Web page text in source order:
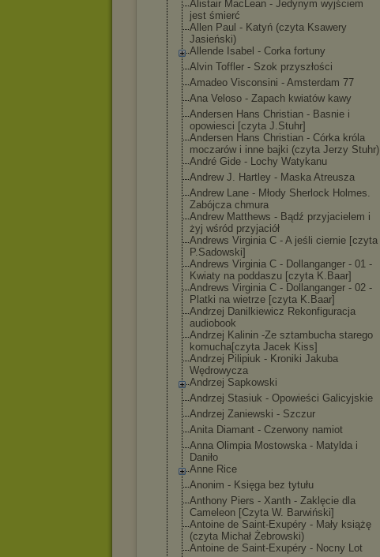
Alistair MacLean - Jedynym wyjściem
jest śmierć
Allen Paul - Katyń (czyta Ksawery
Jasieński)
Allende Isabel - Corka fortuny
Alvin Toffler - Szok przyszłości
Amadeo Visconsini - Amsterdam 77
Ana Veloso - Zapach kwiatów kawy
Andersen Hans Christian - Basnie i
opowiesci [czyta J.Stuhr]
Andersen Hans Christian - Córka króla
moczarów i inne bajki (czyta Jerzy Stuhr)
André Gide - Lochy Watykanu
Andrew J. Hartley - Maska Atreusza
Andrew Lane - Młody Sherlock Holmes.
Zabójcza chmura
Andrew Matthews - Bądź przyjacielem i
żyj wśród przyjaciół
Andrews Virginia C - A jeśli ciernie [czyta
P.Sadowski]
Andrews Virginia C - Dollanganger - 01 -
Kwiaty na poddaszu [czyta K.Baar]
Andrews Virginia C - Dollanganger - 02 -
Platki na wietrze [czyta K.Baar]
Andrzej Danilkiewicz Rekonfiguracja
audiobook
Andrzej Kalinin -Ze sztambucha starego
komucha[czyta Jacek Kiss]
Andrzej Pilipiuk - Kroniki Jakuba
Wędrowycza
Andrzej Sapkowski
Andrzej Stasiuk - Opowieści Galicyjskie
Andrzej Zaniewski - Szczur
Anita Diamant - Czerwony namiot
Anna Olimpia Mostowska - Matylda i
Daniło
Anne Rice
Anonim - Księga bez tytułu
Anthony Piers - Xanth - Zaklęcie dla
Cameleon [Czyta W. Barwiński]
Antoine de Saint-Exupéry - Mały książę
(czyta Michał Żebrowski)
Antoine de Saint-Exupéry - Nocny Lot